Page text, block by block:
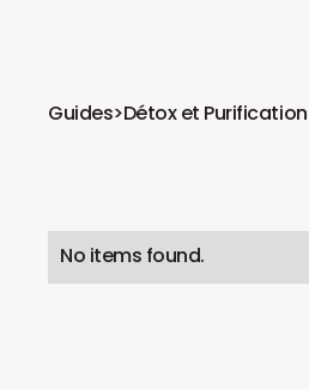
Guides>Détox et Purification
No items found.